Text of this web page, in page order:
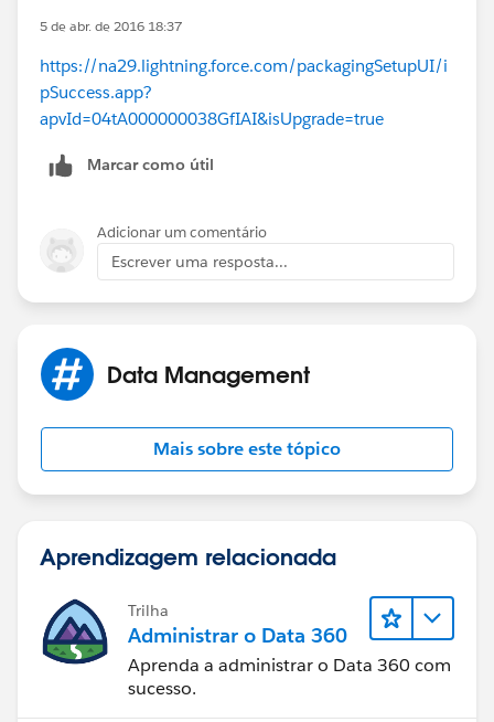
5 de abr. de 2016 18:37
https://na29.lightning.force.com/packagingSetupUI/i
pSuccess.app?
apvId=04tA000000038GfIAI&isUpgrade=true
Marcar como útil
Adicionar um comentário
Escrever uma resposta...
Data Management
Mais sobre este tópico
Aprendizagem relacionada
Trilha
Administrar o Data 360
Aprenda a administrar o Data 360 com
sucesso.